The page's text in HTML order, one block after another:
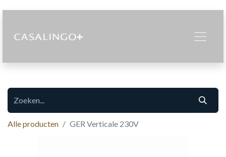
Alle producten GER Verticale 230V